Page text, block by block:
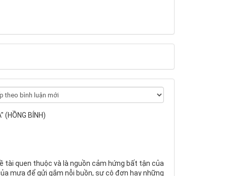
(HỒNG BÍNH)
tài quen thuộc và là nguồn cảm hứng bất tận của
mưa để gửi gắm nỗi buồn, sự cô đơn hay những